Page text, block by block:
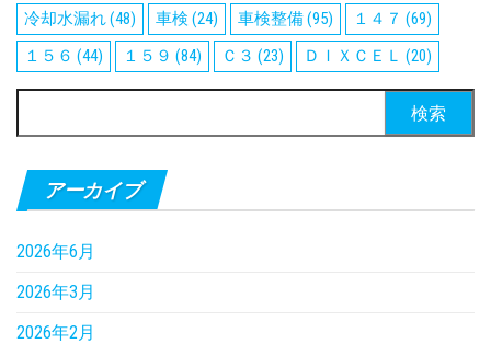
冷却水漏れ(48) 車検 (24) 車検整備(95) １４７ (69)
１５６ (44) １５９ (84) Ｃ３ (23) ＤＩＸＣＥＬ (20)
索:
アーカイブ
2026年6月
2026年3月
2026年2月